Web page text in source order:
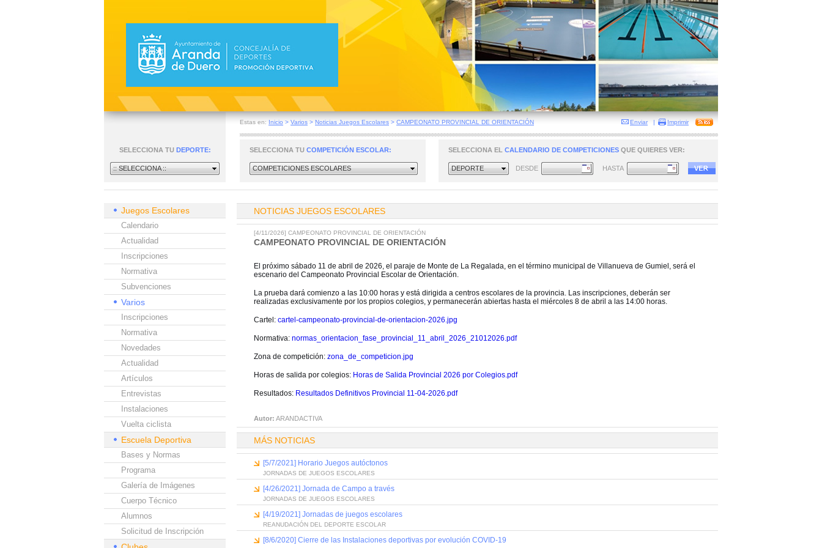
Estas en: Inicio > Varios > Noticias Juegos Escolares > CAMPEONATO PROVINCIAL DE ORIENTACIÓN Enviar | Imprimir
SELECCIONA TU DEPORTE:
:: SELECCIONA ::
SELECCIONA TU COMPETICIÓN ESCOLAR:
COMPETICIONES ESCOLARES
SELECCIONA EL CALENDARIO DE COMPETICIONES QUE QUIERES VER:
DEPORTE DESDE HASTA
Juegos Escolares
Calendario
Actualidad
Inscripciones
Normativa
Subvenciones
Varios
Inscripciones
Normativa
Novedades
Actualidad
Artículos
Entrevistas
Instalaciones
Vuelta ciclista
Escuela Deportiva
Bases y Normas
Programa
Galería de Imágenes
Cuerpo Técnico
Alumnos
Solicitud de Inscripción
NOTICIAS JUEGOS ESCOLARES
[4/11/2026] CAMPEONATO PROVINCIAL DE ORIENTACIÓN
CAMPEONATO PROVINCIAL DE ORIENTACIÓN
El próximo sábado 11 de abril de 2026, el paraje de Monte de La Regalada, en el término municipal de Villanueva de Gumiel, será el
escenario del Campeonato Provincial Escolar de Orientación.
La prueba dará comienzo a las 10:00 horas y está dirigida a centros escolares de la provincia. Las inscripciones, deberán ser
realizadas exclusivamente por los propios colegios, y permanecerán abiertas hasta el miércoles 8 de abril a las 14:00 horas.
Cartel: cartel-campeonato-provincial-de-orientacion-2026.jpg
Normativa: normas_orientacion_fase_provincial_11_abril_2026_21012026.pdf
Zona de competición: zona_de_competicion.jpg
Horas de salida por colegios: Horas de Salida Provincial 2026 por Colegios.pdf
Resultados: Resultados Definitivos Provincial 11-04-2026.pdf
Autor: ARANDACTIVA
MÁS NOTICIAS
[5/7/2021] Horario Juegos autóctonos
JORNADAS DE JUEGOS ESCOLARES
[4/26/2021] Jornada de Campo a través
JORNADAS DE JUEGOS ESCOLARES
[4/19/2021] Jornadas de juegos escolares
REANUDACIÓN DEL DEPORTE ESCOLAR
[8/6/2020] Cierre de las Instalaciones deportivas por evolución COVID-19